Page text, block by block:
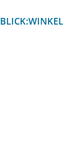
BLICK:WINKEL